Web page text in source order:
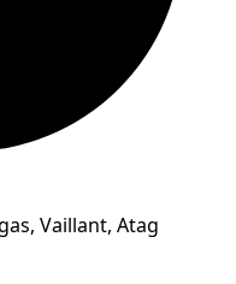
Vaillant, Atag